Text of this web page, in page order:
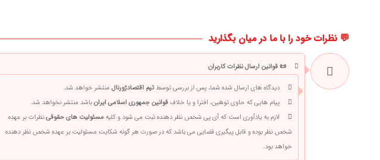
💬 نظرات خود را با ما در میان بگذارید
📜 قوانین ارسال نظرات کاربران
دیدگاه های ارسال شده شما، پس از بررسی توسط تیم اقتصادژورنال منتشر خواهد شد.
پیام هایی که حاوی توهین، افترا و یا خلاف قوانین جمهوری اسلامی ایرانباشد منتشر نخواهد شد.
لازم به یادآوری است که آی پی شخص نظر دهنده ثبت می شود و کلیه مسئولیت های حقوقینظرات بر عهده
شخص نظر بوده و قابل پیگیری قضایی می باشد که در صورت هر گونه شکایت مسئولیت بر عهده شخص نظر دهنده
خواهد بود.